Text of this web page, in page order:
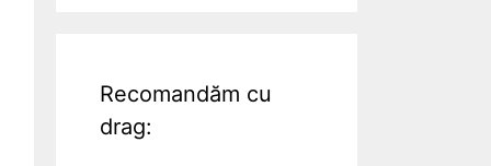
Recomandăm cu
drag: